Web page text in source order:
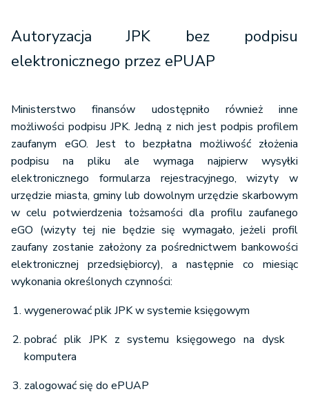
Autoryzacja JPK bez podpisu
elektronicznego przez ePUAP
Ministerstwo finansów udostępniło również inne
możliwości podpisu JPK. Jedną z nich jest podpis profilem
zaufanym eGO. Jest to bezpłatna możliwość złożenia
podpisu na pliku ale wymaga najpierw wysyłki
elektronicznego formularza rejestracyjnego, wizyty w
urzędzie miasta, gminy lub dowolnym urzędzie skarbowym
w celu potwierdzenia tożsamości dla profilu zaufanego
eGO (wizyty tej nie będzie się wymagało, jeżeli profil
zaufany zostanie założony za pośrednictwem bankowości
elektronicznej przedsiębiorcy), a następnie co miesiąc
wykonania określonych czynności:
wygenerować plik JPK w systemie księgowym
pobrać plik JPK z systemu księgowego na dysk
komputera
zalogować się do ePUAP